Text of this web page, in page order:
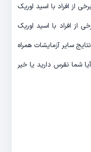
از افراد با اسید اوریک
از افراد با اسید اوریک
سایر آزمایشات همراه
شما نقرس دارید یا خیر